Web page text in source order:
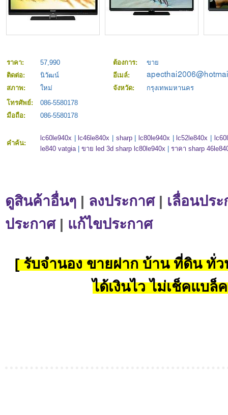
ราคา: 57,990 ต้องการ:
ขาย
ติดต่อ:
นิวัฒน์
อีเมล์:
สภาพ:
ใหม่ จังหวัด:
กรุงเทพมหานคร
โทรศัพย์:
086-5580178
มือถือ:
086-5580178
คำค้น:
lc60le940x lc46le840x sharp| lc80le940x lc52le840x
le840 vatgia| ขาย led 3d sharp lc80le940x ราคา sharp
ดูสินค้าอื่นๆ | ลงประกาศ| เลื่อนปร
ประกาศ| แก้ไขประกาศ
[ รับจำนอง ขายฝาก บ้าน ที่ดิน ทั่ว
ได้เงินไว ไม่เช็คแบล็